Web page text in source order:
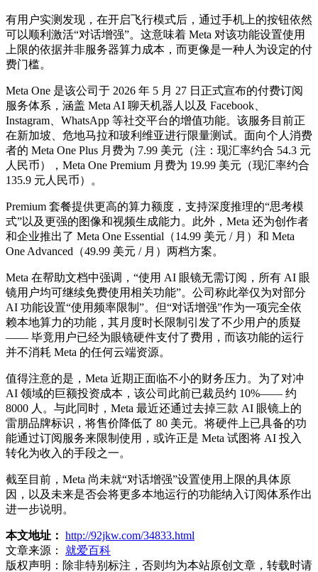
有用户实测发现，在开启飞行模式后，通过手机上的按钮依然
可以顺利激活“对话增强”。这意味着 Meta 对该功能设置使用
上限的依据并非服务器算力成本，而更像是一种人为设定的付
费门槛。
Meta One 是该公司于 2026 年 5 月 27 日正式宣布的付费订阅
服务体系，涵盖 Meta AI 聊天机器人以及 Facebook、
Instagram、WhatsApp 等社交平台的增值功能。该服务目前正
在新加坡、危地马拉和玻利维亚进行限量测试。面向个人消费
者的 Meta One Plus 月费为 7.99 美元（注：现汇率约合 54.3 元
人民币），Meta One Premium 月费为 19.99 美元（现汇率约合
135.9 元人民币）。
Premium 套餐提供更高的算力额度，支持深度推理的“思考模
式”以及更强的图像和视频生成能力。此外，Meta 还为创作者
和企业推出了 Meta One Essential（14.99 美元 / 月）和 Meta
One Advanced（49.99 美元 / 月）两档方案。
Meta 在帮助文档中强调，“使用 AI 眼镜无需订阅，所有 AI 眼
镜用户均可继续免费使用相关功能”。公司称此举仅为对部分
AI 功能设置“使用频率限制”。但“对话增强”作为一项完全依
赖本地算力的功能，其月度时长限制引发了不少用户的质疑
—— 毕竟用户已经为眼镜硬件支付了费用，而该功能的运行
并不消耗 Meta 的任何云端资源。
值得注意的是，Meta 近期正面临不小的财务压力。为了对冲
AI 领域的巨额投资成本，该公司此前已裁员约 10%—— 约
8000 人。与此同时，Meta 最近还通过去掉三款 AI 眼镜上的
雷朋品牌标识，将售价降低了 80 美元。将硬件上已具备的功
能通过订阅服务来限制使用，或许正是 Meta 试图将 AI 投入
转化为收入的手段之一。
截至目前，Meta 尚未就“对话增强”设置使用上限的具体原
因，以及未来是否会将更多本地运行的功能纳入订阅体系作出
进一步说明。
本文地址： http://92jkw.com/34833.html
文章来源：
就爱百科
版权声明： 除非特别标注，否则均为本站原创文章，转载时请